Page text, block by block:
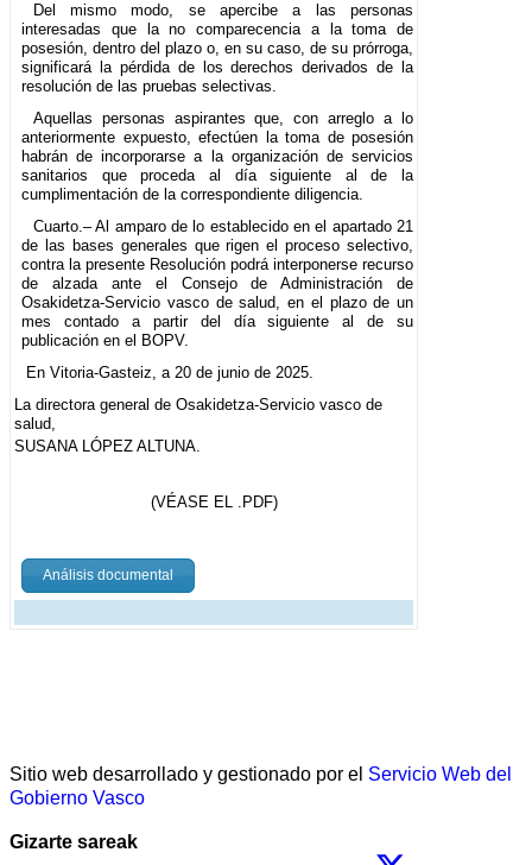
Del mismo modo, se apercibe a las personas
interesadas que la no comparecencia a la toma de
posesión, dentro del plazo o, en su caso, de su prórroga,
significará la pérdida de los derechos derivados de la
resolución de las pruebas selectivas.
Aquellas personas aspirantes que, con arreglo a lo
anteriormente expuesto, efectúen la toma de posesión
habrán de incorporarse a la organización de servicios
sanitarios que proceda al día siguiente al de la
cumplimentación de la correspondiente diligencia.
Cuarto.– Al amparo de lo establecido en el apartado 21
de las bases generales que rigen el proceso selectivo,
contra la presente Resolución podrá interponerse recurso
de alzada ante el Consejo de Administración de
Osakidetza-Servicio vasco de salud, en el plazo de un
mes contado a partir del día siguiente al de su
publicación en el BOPV.
En Vitoria-Gasteiz, a 20 de junio de 2025.
La directora general de Osakidetza-Servicio vasco de
salud,
SUSANA LÓPEZ ALTUNA.
(VÉASE EL .PDF)
Análisis documental
Sitio web desarrollado y gestionado por el Servicio Web del
Gobierno Vasco
Gizarte sareak